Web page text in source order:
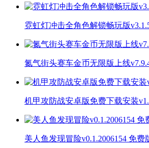
霓虹灯冲击全角色解锁畅玩版
氮气街头赛车金币无限版上线
机甲攻防战安卓版免费下载安装
美人鱼发现冒险v0.1.2006154 免费